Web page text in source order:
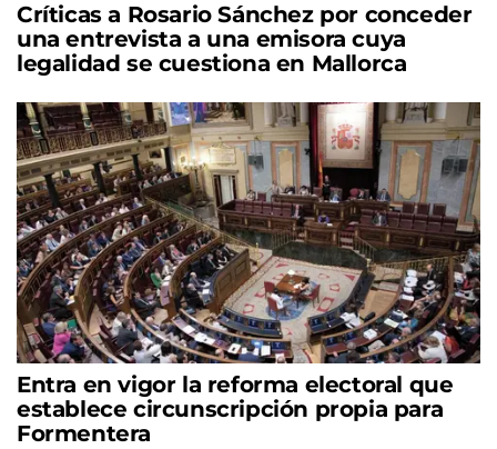
Críticas a Rosario Sánchez por conceder
una entrevista a una emisora cuya
legalidad se cuestiona en Mallorca
Entra en vigor la reforma electoral que
establece circunscripción propia para
Formentera